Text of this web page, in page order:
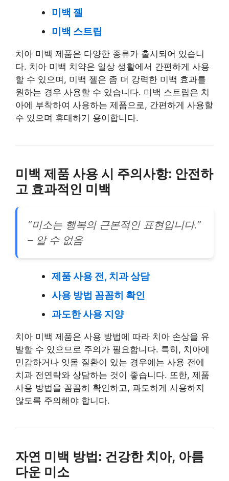
미백 젤
미백 스트립
치아 미백 제품은 다양한 종류가 출시되어 있습니
다. 치아 미백 치약은 일상 생활에서 간편하게 사용
할 수 있으며, 미백 젤은 좀 더 강력한 미백 효과를
원하는 경우 사용할 수 있습니다. 미백 스트립은 치
아에 부착하여 사용하는 제품으로, 간편하게 사용할
수 있으며 휴대하기 용이합니다.
미백 제품 사용 시 주의사항: 안전하
고 효과적인 미백
“미소는 행복의 근본적인 표현입니다.”
– 알 수 없음
제품 사용 전, 치과 상담
사용 방법 꼼꼼히 확인
과도한 사용 지양
치아 미백 제품은 사용 방법에 따라 치아 손상을 유
발할 수 있으므로 주의가 필요합니다. 특히, 치아에
민감하거나 잇몸 질환이 있는 경우에는 사용 전에
치과 전연락와 상담하는 것이 좋습니다. 또한, 제품
사용 방법을 꼼꼼히 확인하고, 과도하게 사용하지
않도록 주의해야 합니다.
자연 미백 방법: 건강한 치아, 아름
다운 미소